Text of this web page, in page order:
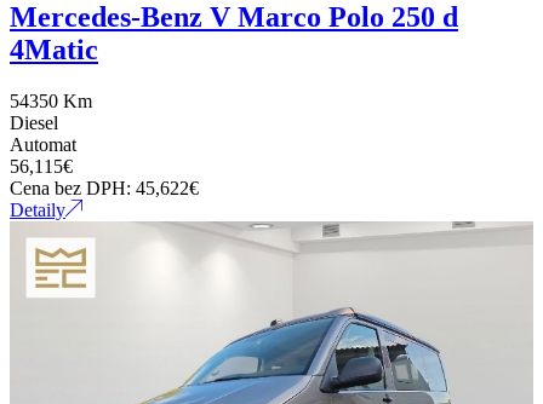
Mercedes-Benz V Marco Polo 250 d
4Matic
54350 Km
Diesel
Automat
56,115€
Cena bez DPH: 45,622€
Detaily